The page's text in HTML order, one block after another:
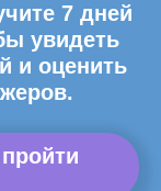
7 дней
увидеть
и оценить